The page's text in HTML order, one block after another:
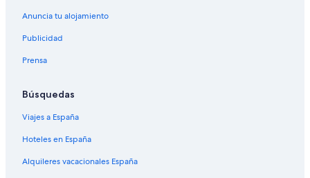
Anuncia tu alojamiento
Publicidad
Prensa
Búsquedas
Viajes a España
Hoteles en España
Alquileres vacacionales España